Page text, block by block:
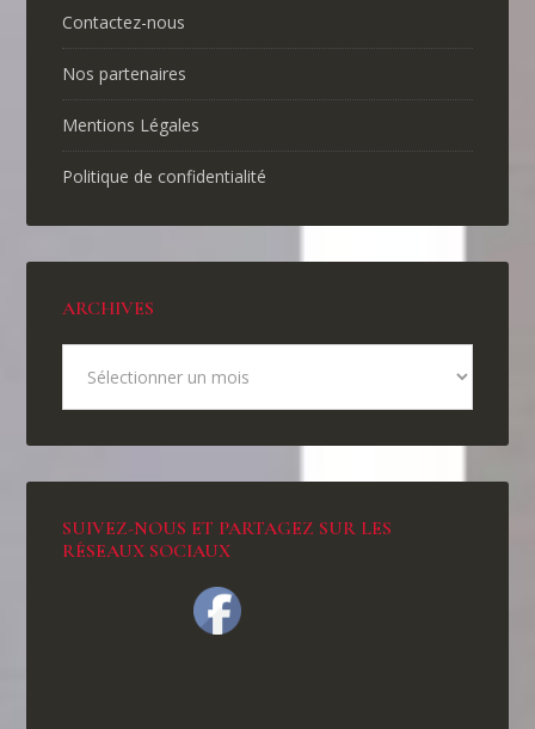
Contactez-nous
Nos partenaires
Mentions Légales
Politique de confidentialité
ARCHIVES
SUIVEZ-NOUS ET PARTAGEZ SUR LES
RÉSEAUX SOCIAUX